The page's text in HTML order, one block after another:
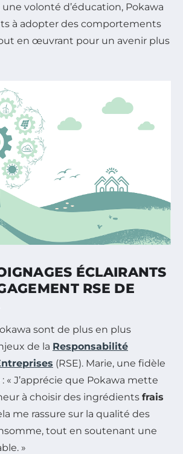
volonté d’éducation, Pokawa
à adopter des comportements
en œuvrant pour un avenir plus
ÉCLAIRANTS
RSE DE
sont de plus en plus
de la Responsabilité
(RSE). Marie, une fidèle
« J’apprécie que Pokawa mette
à choisir des ingrédients frais
me rassure sur la qualité des
tout en soutenant une
»